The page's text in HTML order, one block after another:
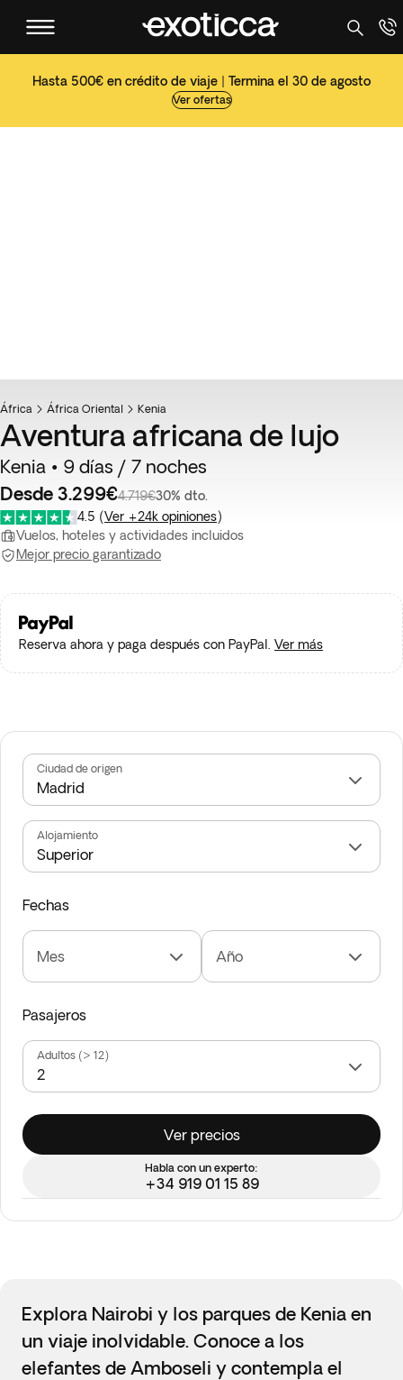
Hasta 500€ en crédito de viaje | Termina el 30 de agosto
Ver ofertas
África África Oriental Kenia
Aventura africana de lujo
Kenia • 9 días / 7 noches
Desde 3.299€4.719€30% dto.
4.5 (Ver +24k opiniones)
Vuelos, hoteles y actividades incluidos
Mejor precio garantizado
Reserva ahora y paga después con PayPal. Ver más
Ciudad de origen
Alojamiento
Fechas
Mes Año
Pasajeros
Adultos (> 12)
Ver precios
Habla con un experto:
+34 919 01 15 89
Explora Nairobi y los parques de Kenia en
un viaje inolvidable. Conoce a los
elefantes de Amboseli y contempla el